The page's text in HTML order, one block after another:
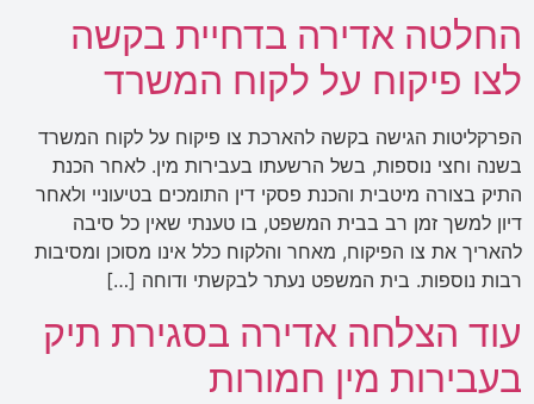
החלטה אדירה בדחיית בקשה
לצו פיקוח על לקוח המשרד
הפרקליטות הגישה בקשה להארכת צו פיקוח על לקוח המשרד
בשנה וחצי נוספות, בשל הרשעתו בעבירות מין. לאחר הכנת
התיק בצורה מיטבית והכנת פסקי דין התומכים בטיעוניי ולאחר
דיון למשך זמן רב בבית המשפט, בו טענתי שאין כל סיבה
להאריך את צו הפיקוח, מאחר והלקוח כלל אינו מסוכן ומסיבות
רבות נוספות. בית המשפט נעתר לבקשתי ודוחה […]
עוד הצלחה אדירה בסגירת תיק
בעבירות מין חמורות